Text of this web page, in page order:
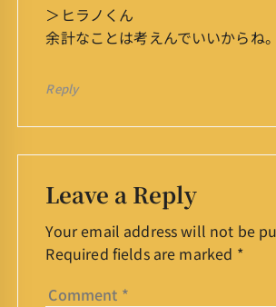
＞ヒラノくん
余計なことは考えんでいいからね。
Reply
Leave a Reply
Your email address will not be
Required fields are marked *
Comment *